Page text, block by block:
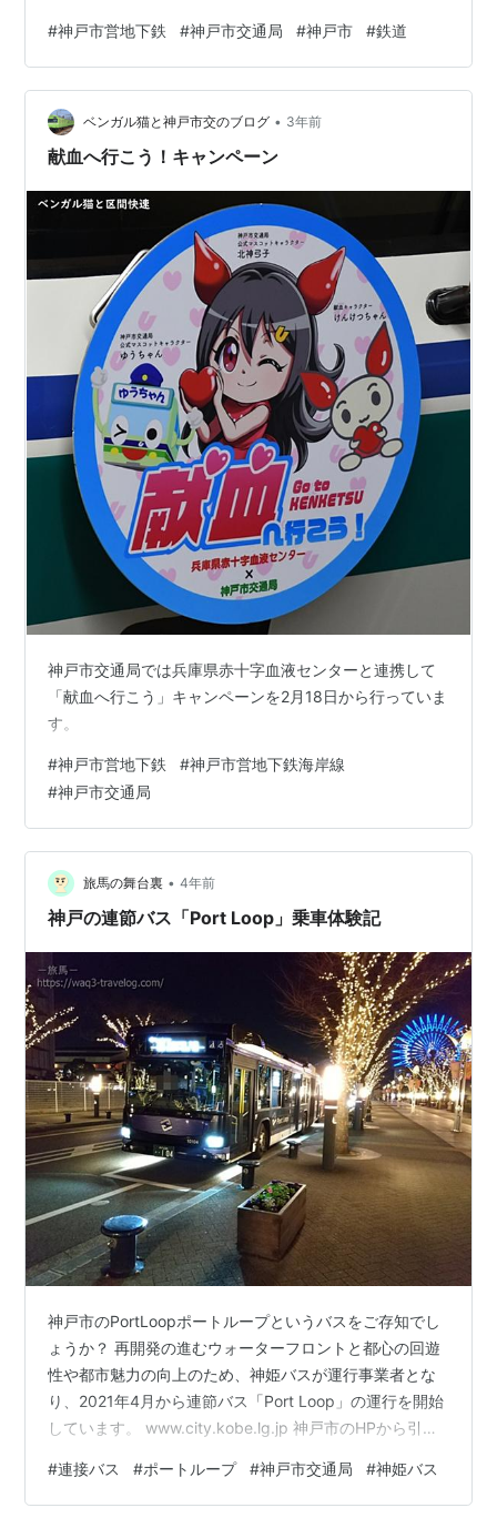
ました。 (厳密には18号車は1000-02形という形式です
が、以下1000形と記載していきます。) 1000形最終運用
はダイヤ改正前日である17日の14運用。 1000形最終編
成である18号車が最後まで活躍した1000形となりまし
た。(これに関しては検査の関係で概ね見通せ…
#神戸市営地下鉄 #神戸市交通局 #神戸市 #鉄道
ベンガル猫と神戸市交のブログ • 3年前
献血へ行こう！キャンペーン
神戸市交通局では兵庫県赤十字血液センターと連携して
「献血へ行こう」キャンペーンを2月18日から行っていま
す。
#神戸市営地下鉄 #神戸市営地下鉄海岸線
#神戸市交通局
旅馬の舞台裏 • 4年前
神戸の連節バス「Port Loop」乗車体験記
神戸市のPortLoopポートループというバスをご存知でし
ょうか？ 再開発の進むウォーターフロントと都心の回遊
性や都市魅力の向上のため、神姫バスが運行事業者とな
り、2021年4月から連節バス「Port Loop」の運行を開始
しています。 www.city.kobe.lg.jp 神戸市のHPから引用
たが、モザイクとかumieウミエといった商業施設やマン
ションやホテルへと再開発が進んでいます。ですがこの
#連接バス #ポートループ #神戸市交通局 #神姫バス